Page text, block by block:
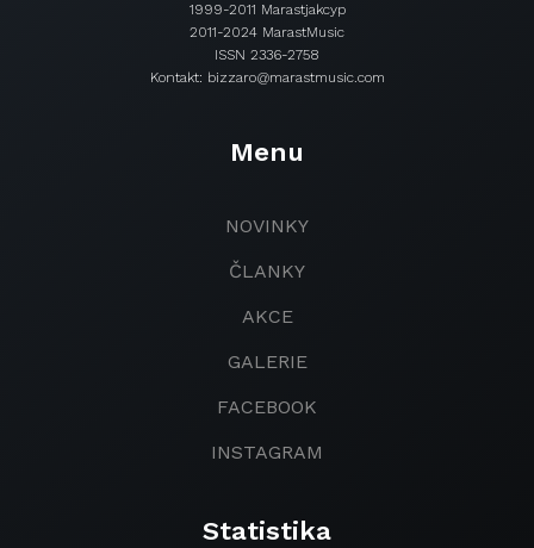
1999-2011 Marastjakcyp
2011-2024 MarastMusic
ISSN 2336-2758
Kontakt: bizzaro@marastmusic.com
Menu
NOVINKY
ČLANKY
AKCE
GALERIE
FACEBOOK
INSTAGRAM
Statistika